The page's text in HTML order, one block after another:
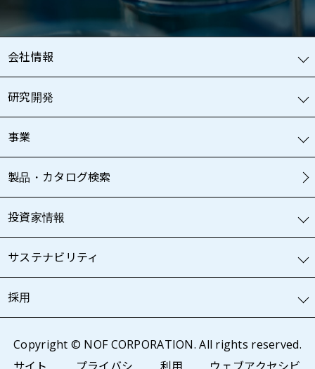
会社情報
研究開発
事業
製品・カタログ検索
投資家情報
サステナビリティ
採用
Copyright © NOF CORPORATION. All rights reserved.